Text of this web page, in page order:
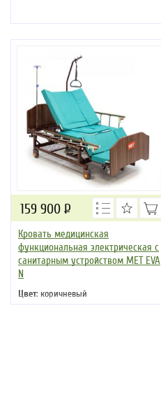
Кровать медицинская
функциональная электрическая с
санитарным устройством MET EVA
N
Цвет: коричневый
159 900 Р